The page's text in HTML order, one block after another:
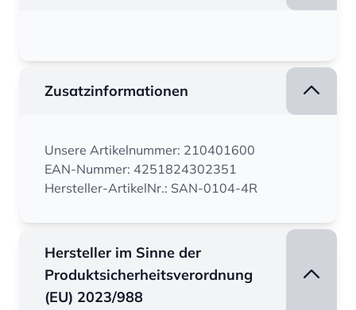
Zusatzinformationen
Unsere Artikelnummer: 210401600
EAN-Nummer: 4251824302351
Hersteller-ArtikelNr.: SAN-0104-4R
Hersteller im Sinne der
Produktsicherheitsverordnung
(EU) 2023/988